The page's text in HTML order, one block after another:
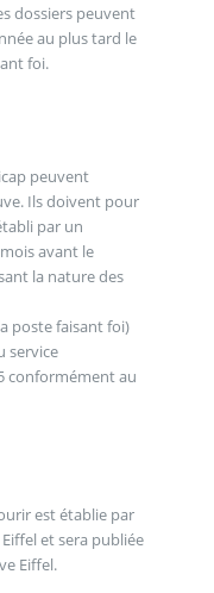
dossiers peuvent
au plus tard le
foi.
peuvent
Ils doivent pour
par un
avant le
la nature des
poste faisant foi)
service
conformément au
est établie par
et sera publiée
Eiffel.